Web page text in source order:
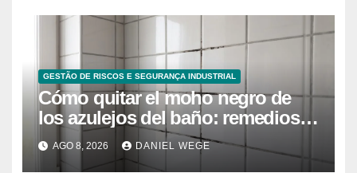
GESTÃO DE RISCOS E SEGURANÇA INDUSTRIAL
Cómo quitar el moho negro de
los azulejos del baño: remedios
caseros efectivos
AGO 8, 2026 DANIEL WEGE